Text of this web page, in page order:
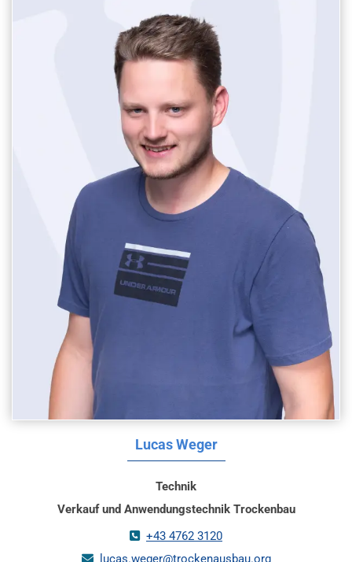
Lucas Weger
Technik
Verkauf und Anwendungstechnik Trockenbau
 +43 4762 3120
 lucas.weger@trockenausbau.org